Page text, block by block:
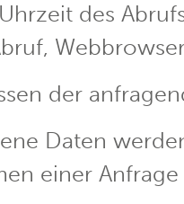
des
der
Daten
einer